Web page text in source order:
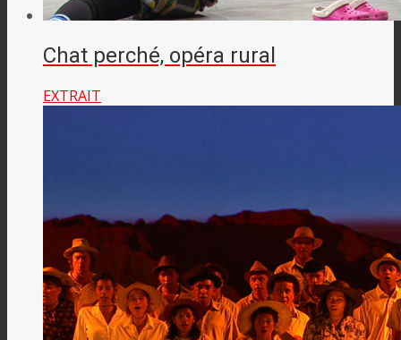
Chat perché, opéra rural
EXTRAIT